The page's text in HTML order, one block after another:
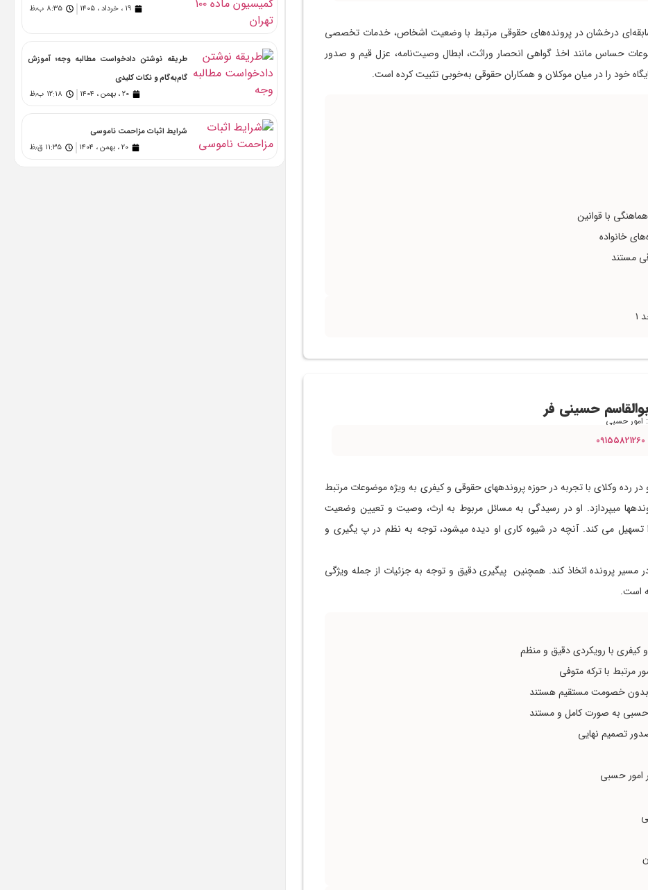
سابقه‌ای درخشان در پرونده‌های حقوقی مرتبط با وضعیت اشخاص، خدمات تخصصی
حساس مانند اخذ گواهی انحصار وراثت، ابطال وصیت‌نامه، عزل قیم و صدور
خود را در میان موکلان و همکاران حقوقی به‌خوبی تثبیت کرده است.
با قوانین
خانواده
مستند
حسینی فر
حسبی
09155821260
رده وکلای با تجربه در حوزه پروندههای حقوقی و کیفری به ویژه موضوعات مرتبط
میپردازد. او در رسیدگی به مسائل مربوط به ارث، وصیت و تعیین وضعیت
می کند. آنچه در شیوه کاری او دیده میشود، توجه به نظم در پ یگیری و
مسیر پرونده اتخاذ کند. همچنین پیگیری دقیق و توجه به جزئیات از جمله ویژگی
است.
کیفری با رویکردی دقیق و منظم
مرتبط با ترکه متوفی
بدون خصومت مستقیم هستند
حسبی به صورت کامل و مستند
تصمیم نهایی
امور حسبی
۱۹ ، خرداد ، ۱۴۰۵
۸:۳۵ ب٫ظ
طریقه نوشتن دادخواست مطالبه وجه؛ آموزش
گام‌به‌گام و نکات کلیدی
۲۰ ، بهمن ، ۱۴۰۴
۱۲:۱۸ ب٫ظ
شرایط اثبات مزاحمت ناموسی
۲۰ ، بهمن ، ۱۴۰۴
۱۱:۳۵ ق٫ظ